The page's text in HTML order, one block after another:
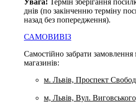
днів (по закінченню терміну
назад без попередження).
САМОВИВІЗ
Самостійно забрати
магазинів:
м. Львів, Проспект
м, Львів, Вул.